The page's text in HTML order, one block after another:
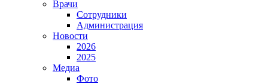
Врачи
Сотрудники
Администрация
Новости
2026
2025
Медиа
Фото